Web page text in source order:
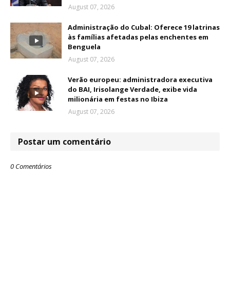
August 07, 2026
Administração do Cubal: Oferece 19 latrinas
às famílias afetadas pelas enchentes em
Benguela
August 07, 2026
Verão europeu: administradora executiva
do BAI, Irisolange Verdade, exibe vida
milionária em festas no Ibiza
August 07, 2026
Postar um comentário
0 Comentários